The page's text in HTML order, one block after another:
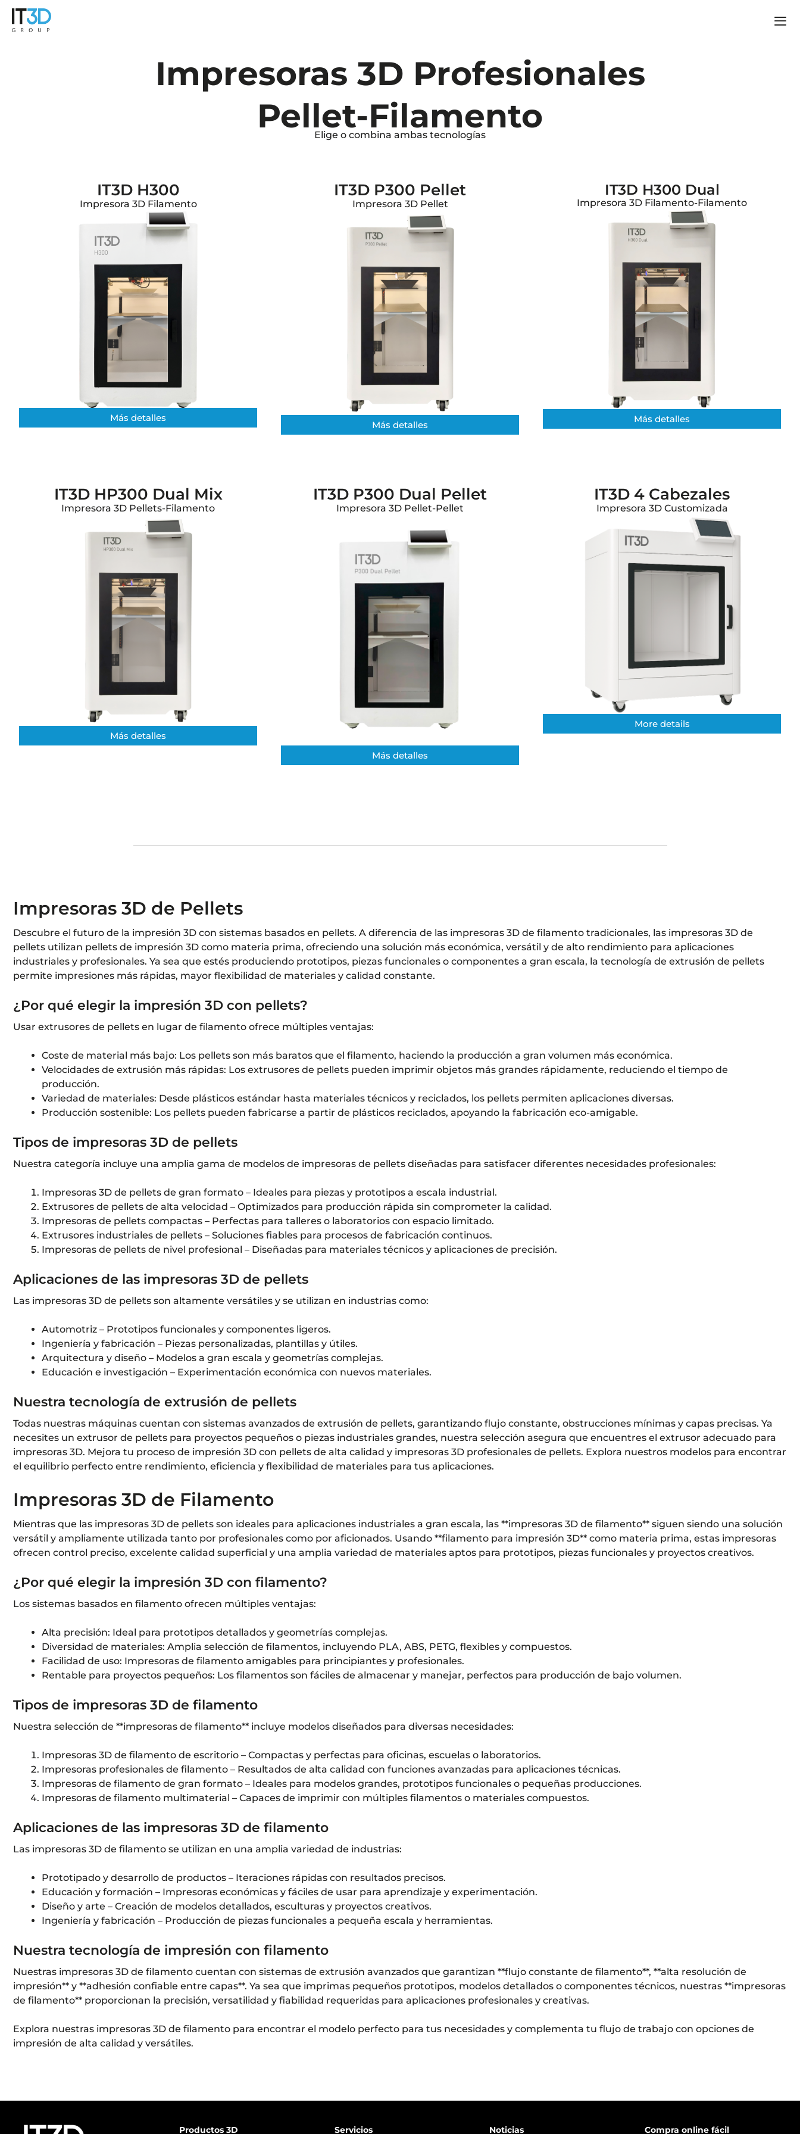
Impresoras 3D Profesionales
Pellet-Filamento
Elige o combina ambas tecnologías
IT3D H300
Impresora 3D Filamento
Más detalles​
IT3D P300 Pellet
Impresora 3D Pellet
Más detalles​
IT3D H300 Dual
Impresora 3D Filamento-Filamento
Más detalles​
IT3D HP300 Dual Mix
Impresora 3D Pellets-Filamento
Más detalles​
IT3D P300 Dual Pellet
Impresora 3D Pellet-Pellet
Más detalles​
IT3D 4 Cabezales
Impresora 3D Customizada
More details
Impresoras 3D de Pellets
Descubre el futuro de la impresión 3D con sistemas basados en pellets. A diferencia de las impresoras 3D de filamento tradicionales, las impresoras 3D de
pellets utilizan pellets de impresión 3D como materia prima, ofreciendo una solución más económica, versátil y de alto rendimiento para aplicaciones
industriales y profesionales. Ya sea que estés produciendo prototipos, piezas funcionales o componentes a gran escala, la tecnología de extrusión de pellets
permite impresiones más rápidas, mayor flexibilidad de materiales y calidad constante.
¿Por qué elegir la impresión 3D con pellets?
Usar extrusores de pellets en lugar de filamento ofrece múltiples ventajas:
Coste de material más bajo: Los pellets son más baratos que el filamento, haciendo la producción a gran volumen más económica.
Velocidades de extrusión más rápidas: Los extrusores de pellets pueden imprimir objetos más grandes rápidamente, reduciendo el tiempo de
producción.
Variedad de materiales: Desde plásticos estándar hasta materiales técnicos y reciclados, los pellets permiten aplicaciones diversas.
Producción sostenible: Los pellets pueden fabricarse a partir de plásticos reciclados, apoyando la fabricación eco-amigable.
Tipos de impresoras 3D de pellets
Nuestra categoría incluye una amplia gama de modelos de impresoras de pellets diseñadas para satisfacer diferentes necesidades profesionales:
Impresoras 3D de pellets de gran formato – Ideales para piezas y prototipos a escala industrial.
Extrusores de pellets de alta velocidad – Optimizados para producción rápida sin comprometer la calidad.
Impresoras de pellets compactas – Perfectas para talleres o laboratorios con espacio limitado.
Extrusores industriales de pellets – Soluciones fiables para procesos de fabricación continuos.
Impresoras de pellets de nivel profesional – Diseñadas para materiales técnicos y aplicaciones de precisión.
Aplicaciones de las impresoras 3D de pellets
Las impresoras 3D de pellets son altamente versátiles y se utilizan en industrias como:
Automotriz – Prototipos funcionales y componentes ligeros.
Ingeniería y fabricación – Piezas personalizadas, plantillas y útiles.
Arquitectura y diseño – Modelos a gran escala y geometrías complejas.
Educación e investigación – Experimentación económica con nuevos materiales.
Nuestra tecnología de extrusión de pellets
Todas nuestras máquinas cuentan con sistemas avanzados de extrusión de pellets, garantizando flujo constante, obstrucciones mínimas y capas precisas. Ya
necesites un extrusor de pellets para proyectos pequeños o piezas industriales grandes, nuestra selección asegura que encuentres el extrusor adecuado para
impresoras 3D. Mejora tu proceso de impresión 3D con pellets de alta calidad y impresoras 3D profesionales de pellets. Explora nuestros modelos para encontrar
el equilibrio perfecto entre rendimiento, eficiencia y flexibilidad de materiales para tus aplicaciones.
Impresoras 3D de Filamento
Mientras que las impresoras 3D de pellets son ideales para aplicaciones industriales a gran escala, las **impresoras 3D de filamento** siguen siendo una solución
versátil y ampliamente utilizada tanto por profesionales como por aficionados. Usando **filamento para impresión 3D** como materia prima, estas impresoras
ofrecen control preciso, excelente calidad superficial y una amplia variedad de materiales aptos para prototipos, piezas funcionales y proyectos creativos.
¿Por qué elegir la impresión 3D con filamento?
Los sistemas basados en filamento ofrecen múltiples ventajas:
Alta precisión: Ideal para prototipos detallados y geometrías complejas.
Diversidad de materiales: Amplia selección de filamentos, incluyendo PLA, ABS, PETG, flexibles y compuestos.
Facilidad de uso: Impresoras de filamento amigables para principiantes y profesionales.
Rentable para proyectos pequeños: Los filamentos son fáciles de almacenar y manejar, perfectos para producción de bajo volumen.
Tipos de impresoras 3D de filamento
Nuestra selección de **impresoras de filamento** incluye modelos diseñados para diversas necesidades:
Impresoras 3D de filamento de escritorio – Compactas y perfectas para oficinas, escuelas o laboratorios.
Impresoras profesionales de filamento – Resultados de alta calidad con funciones avanzadas para aplicaciones técnicas.
Impresoras de filamento de gran formato – Ideales para modelos grandes, prototipos funcionales o pequeñas producciones.
Impresoras de filamento multimaterial – Capaces de imprimir con múltiples filamentos o materiales compuestos.
Aplicaciones de las impresoras 3D de filamento
Las impresoras 3D de filamento se utilizan en una amplia variedad de industrias:
Prototipado y desarrollo de productos – Iteraciones rápidas con resultados precisos.
Educación y formación – Impresoras económicas y fáciles de usar para aprendizaje y experimentación.
Diseño y arte – Creación de modelos detallados, esculturas y proyectos creativos.
Ingeniería y fabricación – Producción de piezas funcionales a pequeña escala y herramientas.
Nuestra tecnología de impresión con filamento
Nuestras impresoras 3D de filamento cuentan con sistemas de extrusión avanzados que garantizan **flujo constante de filamento**, **alta resolución de
impresión** y **adhesión confiable entre capas**. Ya sea que imprimas pequeños prototipos, modelos detallados o componentes técnicos, nuestras **impresoras
de filamento** proporcionan la precisión, versatilidad y fiabilidad requeridas para aplicaciones profesionales y creativas.
Explora nuestras impresoras 3D de filamento para encontrar el modelo perfecto para tus necesidades y complementa tu flujo de trabajo con opciones de
impresión de alta calidad y versátiles.
Productos 3D Servicios Noticias Compra online fácil